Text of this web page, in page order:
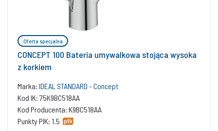
Oferta specjalna
CONCEPT 100 Bateria umywalkowa stojąca wysoka
z korkiem
Marka: IDEAL STANDARD - Concept
Kod IK: 75K9BC518AA
Kod Producenta: K9BC518AA
Punkty PIK: 1.5